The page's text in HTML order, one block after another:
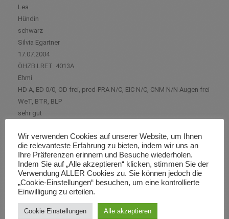
Lea
Hündin
schwarz
Silvia Egartner
17.07.2004
ÖHZB LRET 4013A
Ehmi
HD A, ED 0/0, OD frei, prcd-PRA N/C, EIC N/C, CNM N/N Augen frei
WeT, BTR, BLP
sehr gut
Wir verwenden Cookies auf unserer Website, um Ihnen
die relevanteste Erfahrung zu bieten, indem wir uns an
Ihre Präferenzen erinnern und Besuche wiederholen.
Indem Sie auf „Alle akzeptieren“ klicken, stimmen Sie der
Verwendung ALLER Cookies zu. Sie können jedoch die
„Cookie-Einstellungen“ besuchen, um eine kontrollierte
Einwilligung zu erteilen.
Cookie Einstellungen Alle akzeptieren